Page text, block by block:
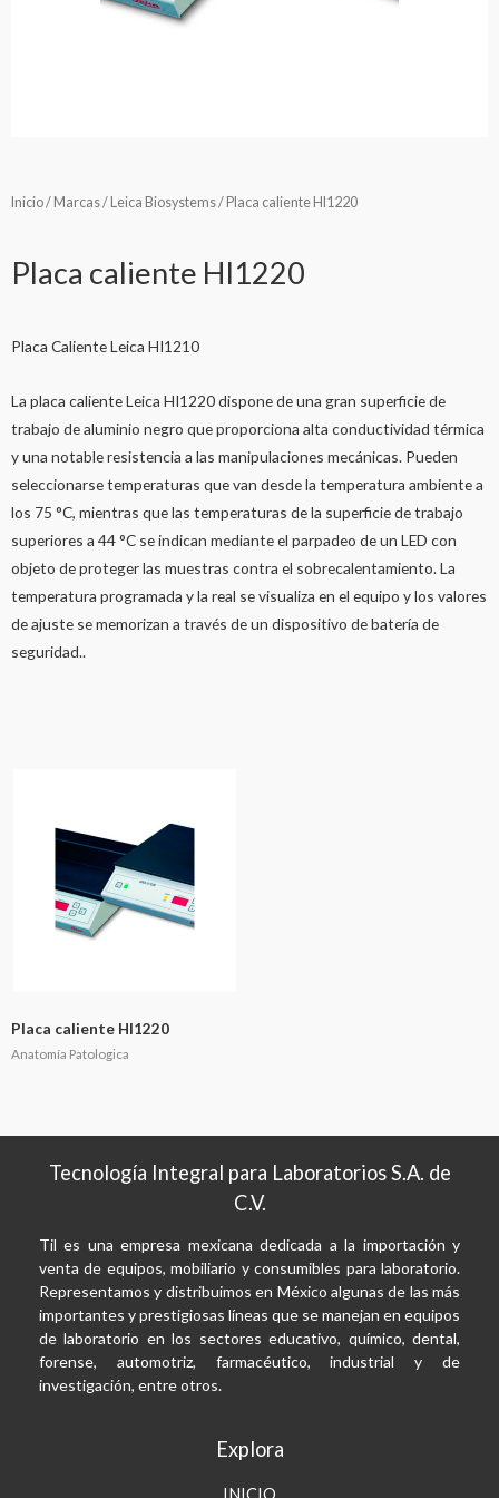
Inicio/ Marcas/ Leica Biosystems/ Placa caliente HI1220
Placa caliente HI1220
Placa Caliente Leica HI1210
La placa caliente Leica HI1220 dispone de una gran superficie de
trabajo de aluminio negro que proporciona alta conductividad térmica
y una notable resistencia a las manipulaciones mecánicas. Pueden
seleccionarse temperaturas que van desde la temperatura ambiente a
los 75 °C, mientras que las temperaturas de la superficie de trabajo
superiores a 44 °C se indican mediante el parpadeo de un LED con
objeto de proteger las muestras contra el sobrecalentamiento. La
temperatura programada y la real se visualiza en el equipo y los valores
de ajuste se memorizan a través de un dispositivo de batería de
seguridad..
Placa caliente HI1220
Anatomía Patologica
Tecnología Integral para Laboratorios S.A. de
C.V.
Til es una empresa mexicana dedicada a la importación y
venta de equipos, mobiliario y consumibles para laboratorio.
Representamos y distribuimos en México algunas de las más
importantes y prestigiosas líneas que se manejan en equipos
de laboratorio en los sectores educativo, químico, dental,
forense, automotriz, farmacéutico, industrial y de
investigación, entre otros.
Explora